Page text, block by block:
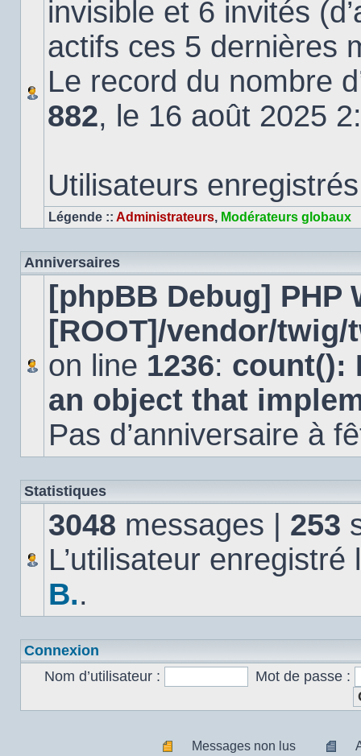
invisible et 6 invités
actifs ces 5 dernières
Le record du nombre
882, le 16 août 2025
Utilisateurs
Légende :: Administrateurs, Modérateurs globaux
Anniversaires
[phpBB Debug] PHP
[ROOT]/vendor/
on line 1236: count():
an object that
Pas d’anniversaire à
Statistiques
3048 messages | 253
L’utilisateur
B..
Connexion
Nom d’utilisateur :
Mot de passe :
Messages non lus